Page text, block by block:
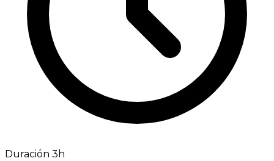
Duración 3h